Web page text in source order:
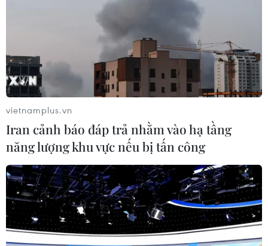
#Chủ tịch Hồ Chí Minh
#COVID-19
#tìm đường cứu nước
#Nga-Việt Nam Nga
Theo dõi VietnamPlus
vietnamplus.vn
Iran cảnh báo đáp trả nhằm vào hạ tầng
năng lượng khu vực nếu bị tấn công